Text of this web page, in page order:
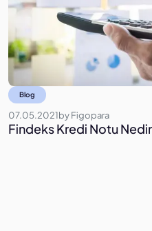
Blog
07.05.2021byFigopara
Findeks Kredi Notu